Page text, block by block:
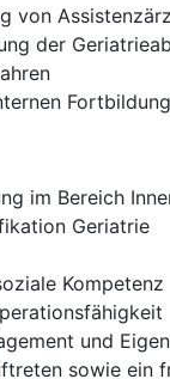
von
der
im Bereich
Geriatrie
Kompetenz
und
sowie ein